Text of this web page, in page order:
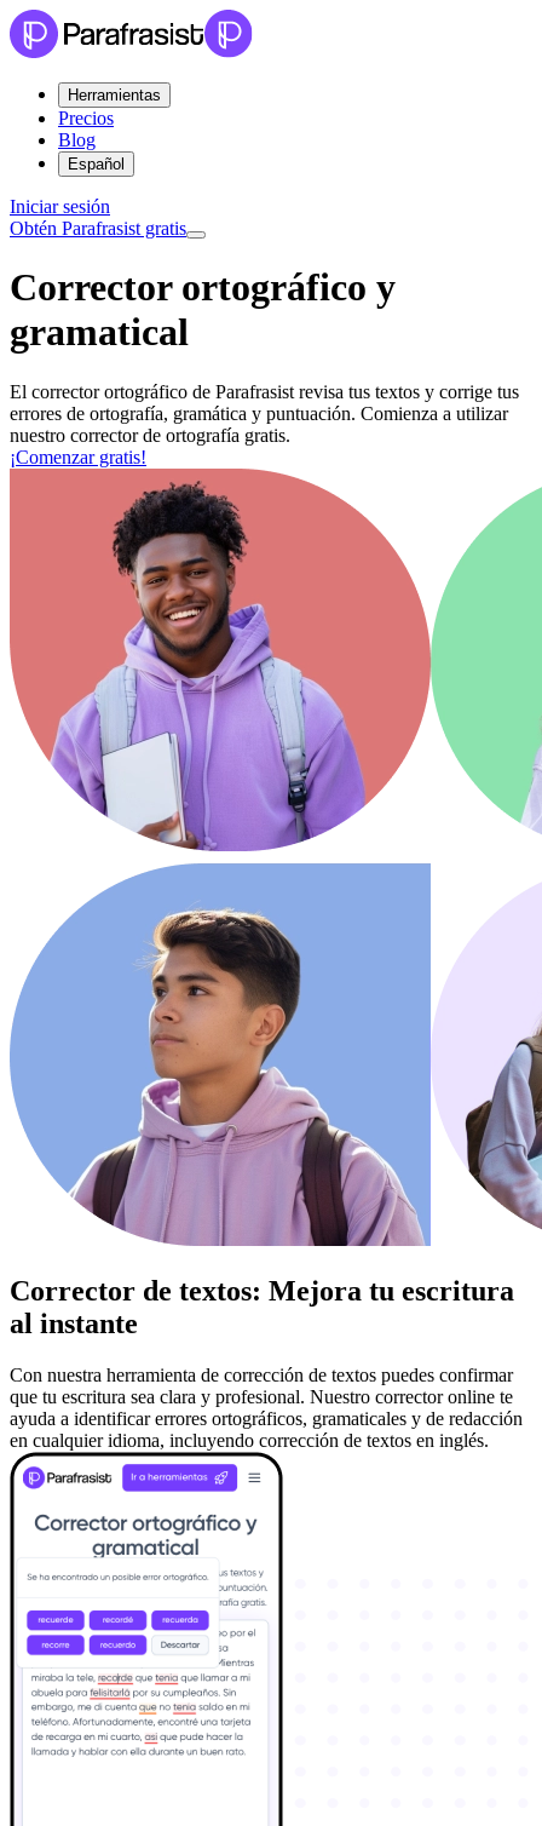
Herramientas
Precios
Blog
Español
Iniciar sesión
Obtén Parafrasist gratis
Corrector ortográfico y
gramatical
El corrector ortográfico de Parafrasist revisa tus textos y corrige tus
errores de ortografía, gramática y puntuación. Comienza a utilizar
nuestro corrector de ortografía gratis.
¡Comenzar gratis!
Corrector de textos: Mejora tu escritura
al instante
Con nuestra herramienta de corrección de textos puedes confirmar
que tu escritura sea clara y profesional. Nuestro corrector online te
ayuda a identificar errores ortográficos, gramaticales y de redacción
en cualquier idioma, incluyendo corrección de textos en inglés.